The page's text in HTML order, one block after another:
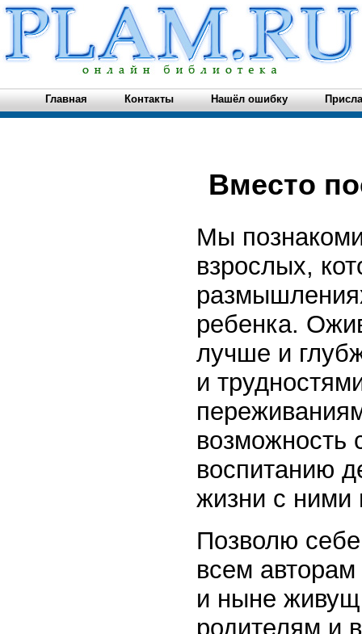
Главная Контакты Нашёл ошибку
Вместо
Мы
взрослых,
ребенка.
лучше и
и
возможность
воспитанию
жизни с ними
Позволю
всем
и ныне
родителям и